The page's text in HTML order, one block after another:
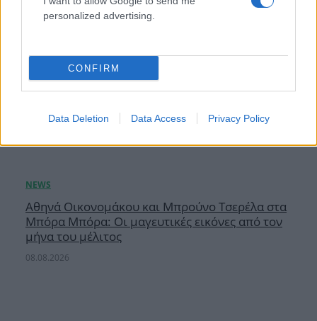
personalized advertising.
CONFIRM
Data Deletion Data Access Privacy Policy
Αθηνά Οικονομάκου και Μπρούνο Τσερέλα στα
Μπόρα Μπόρα: Οι μαγευτικές εικόνες από τον
μήνα του μέλιτος
08.08.2026